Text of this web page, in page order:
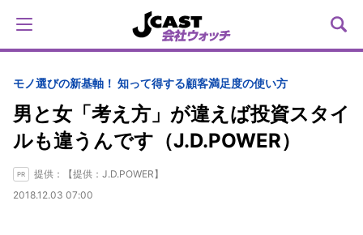
モノ選びの新基軸！ 知って得する顧客満足度の使い方
男と女「考え方」が違えば投資スタイ
ルも違うんです（J.D.POWER）
提供：【提供：J.D.POWER】
2018.12.03 07:00